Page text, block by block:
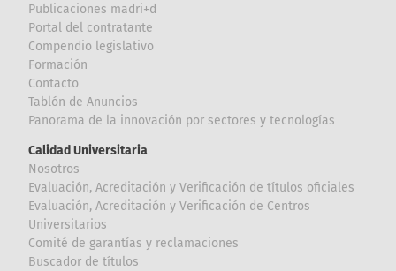
Publicaciones madri+d
Portal del contratante
Compendio legislativo
Formación
Contacto
Tablón de Anuncios
Panorama de la innovación por sectores y tecnologías
Calidad Universitaria
Nosotros
Evaluación, Acreditación y Verificación de títulos oficiales
Evaluación, Acreditación y Verificación de Centros
Universitarios
Comité de garantías y reclamaciones
Buscador de títulos